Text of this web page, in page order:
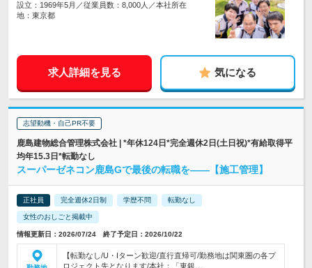
設立：1969年5月／従業員数：8,000人／本社所在
地：東京都
求人詳細を見る 気になる
志望動機・自己PR不要
鹿島建物総合管理株式会社 | *年休124日*完全週休2日(土日祝)*有給取得平
均年15.3日*転勤なし
スーパーゼネコン鹿島Gで最後の転職を――【施工管理】
正社員 完全週休2日制 学歴不問 転勤なし
女性のおしごと掲載中
情報更新日：2026/07/24 終了予定日：2026/10/22
【転勤なし/U・Iターン歓迎/直行直帰可/勤務地は関東圏の各プ
ロジェクト先となります/本社：「東銀…